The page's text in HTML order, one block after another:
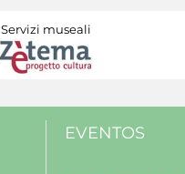
Servizi museali
EVENTOS